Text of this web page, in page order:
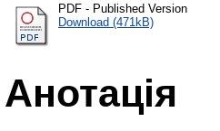
PDF - Published Version
Download (471kB)
Анотація